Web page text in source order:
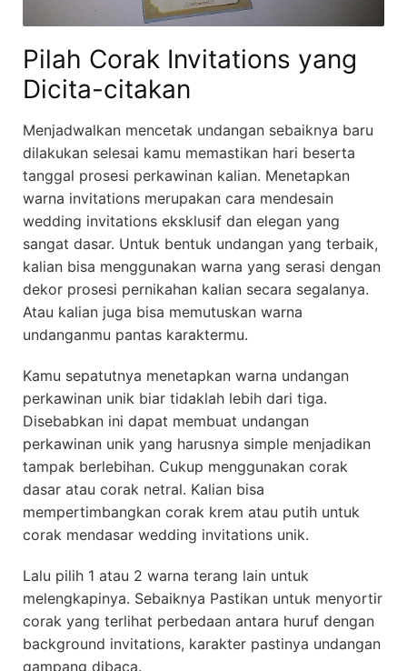
Pilah Corak Invitations yang
Dicita-citakan
Menjadwalkan mencetak undangan sebaiknya baru
dilakukan selesai kamu memastikan hari beserta
tanggal prosesi perkawinan kalian. Menetapkan
warna invitations merupakan cara mendesain
wedding invitations eksklusif dan elegan yang
sangat dasar. Untuk bentuk undangan yang terbaik,
kalian bisa menggunakan warna yang serasi dengan
dekor prosesi pernikahan kalian secara segalanya.
Atau kalian juga bisa memutuskan warna
undanganmu pantas karaktermu.
Kamu sepatutnya menetapkan warna undangan
perkawinan unik biar tidaklah lebih dari tiga.
Disebabkan ini dapat membuat undangan
perkawinan unik yang harusnya simple menjadikan
tampak berlebihan. Cukup menggunakan corak
dasar atau corak netral. Kalian bisa
mempertimbangkan corak krem atau putih untuk
corak mendasar wedding invitations unik.
Lalu pilih 1 atau 2 warna terang lain untuk
melengkapinya. Sebaiknya Pastikan untuk menyortir
corak yang terlihat perbedaan antara huruf dengan
background invitations, karakter pastinya undangan
gampang dibaca.